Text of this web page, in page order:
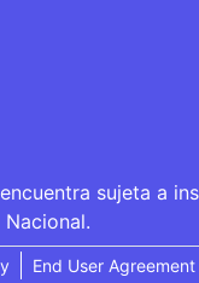
sujeta a
Nacional.
End User Agreement